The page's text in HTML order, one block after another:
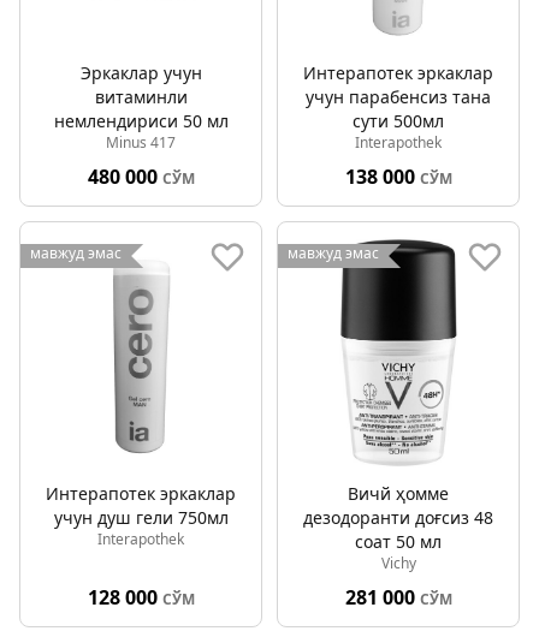
Эркаклар учун
витаминли
немлендириcи 50 мл
Minus 417
480 000 СЎМ
Интерапотек эркаклар
учун парабенсиз тана
сути 500мл
Interapothek
138 000 СЎМ
мавжуд эмас
Интерапотек эркаклар
учун душ гели 750мл
Interapothek
128 000 СЎМ
мавжуд эмас
Вичй ҳомме
дезодоранти доғсиз 48
соат 50 мл
Vichy
281 000 СЎМ